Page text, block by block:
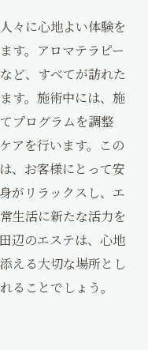
々に心地よい体験を
す。アロマテラピー
ど、すべてが訪れた
す。施術中には、施
プログラムを調整
アを行います。この
、お客様にとって安
がリラックスし、エ
生活に新たな活力を
辺のエステは、心地
える大切な場所とし
ることでしょう。